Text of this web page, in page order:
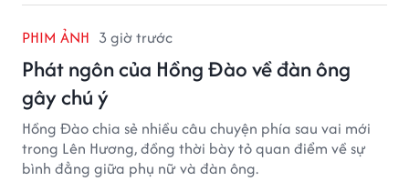
PHIM ẢNH 3 giờ trước
Phát ngôn của Hồng Đào về đàn ông
gây chú ý
Hồng Đào chia sẻ nhiều câu chuyện phía sau vai mới
trong Lên Hương, đồng thời bày tỏ quan điểm về sự
bình đẳng giữa phụ nữ và đàn ông.